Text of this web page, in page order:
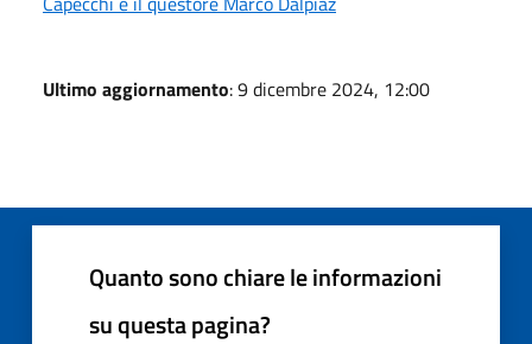
Ultimo aggiornamento: 9 dicembre 2024, 12:00
Quanto sono chiare le informazioni
su questa pagina?